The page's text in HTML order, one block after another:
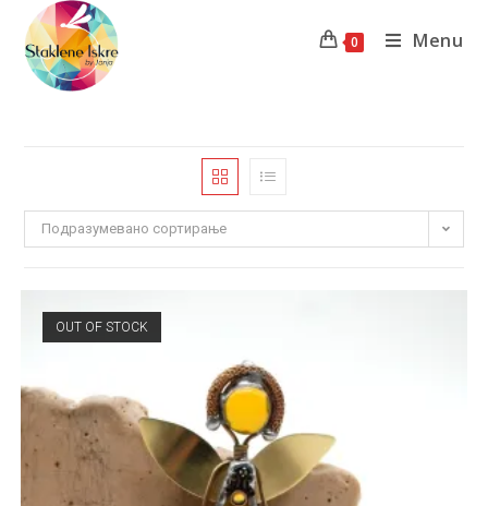
0 Menu
Подразумевано сортирање
OUT OF STOCK